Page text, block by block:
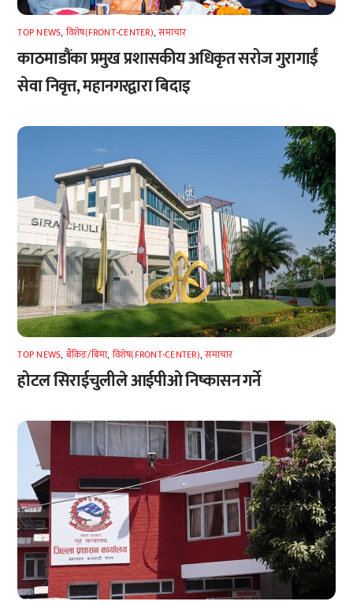
TOP NEWS, विशेष(FRONT-CENTER),समाचार
काठमाडौंका प्रमुख प्रशासकीय अधिकृत सरोज गुरागाईं
सेवा निवृत्त, महानगरद्वारा बिदाइ
TOP NEWS, बैंकिङ/बिमा, विशेष(FRONT-CENTER),समाचार
होटल सिराईचुलीले आईपीओ निष्कासन गर्ने